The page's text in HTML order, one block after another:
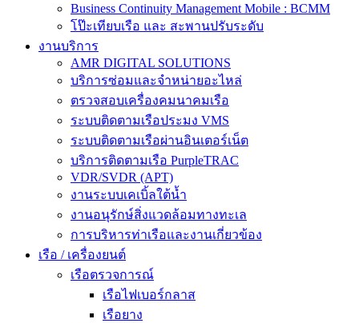
Business Continuity Management Mobile : BCMM
โป๊ะเทียบเรือ และ สะพานปรับระดับ
งานบริการ
AMR DIGITAL SOLUTIONS
บริการซ่อมและจำหน่ายอะไหล่
ตรวจสอบเครื่องคมนาคมเรือ
ระบบติดตามเรือประมง VMS
ระบบติดตามเรือผ่านอินเตอร์เน็ต
บริการติดตามเรือ PurpleTRAC
VDR/SVDR (APT)
งานระบบเคเบิ้ลใต้น้ำ
งานอนุรักษ์สิ่งแวดล้อมทางทะเล
การบริหารท่าเรือและงานเกี่ยวข้อง
เรือ / เครื่องยนต์
เรือตรวจการณ์
เรือไฟเบอร์กลาส
เรือยาง